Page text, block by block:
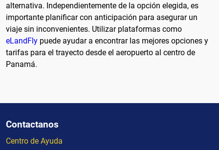
alternativa. Independientemente de la opción elegida, es
importante planificar con anticipación para asegurar un
viaje sin inconvenientes. Utilizar plataformas como
eLandFly puede ayudar a encontrar las mejores opciones y
tarifas para el trayecto desde el aeropuerto al centro de
Panamá.
Contactanos
Centro de Ayuda